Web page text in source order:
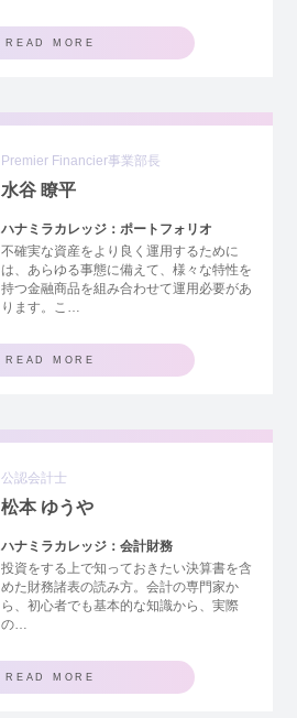
READ MORE
Premier Financier事業部長
水谷 瞭平
ハナミラカレッジ：ポートフォリオ
不確実な資産をより良く運用するために
は、あらゆる事態に備えて、様々な特性を
持つ金融商品を組み合わせて運用必要があ
ります。こ…
READ MORE
公認会計士
松本 ゆうや
ハナミラカレッジ：会計財務
投資をする上で知っておきたい決算書を含
めた財務諸表の読み方。会計の専門家か
ら、初心者でも基本的な知識から、実際
の…
READ MORE